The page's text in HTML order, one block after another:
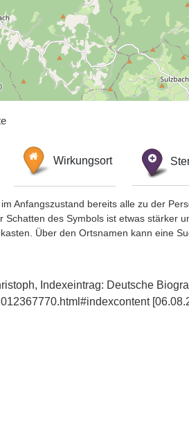
Wirkungsort
Anfangszustand bereits alle zu der
Schatten des Symbols ist etwas stärker
Über den Ortsnamen kann eine
Indexeintrag: Deutsche